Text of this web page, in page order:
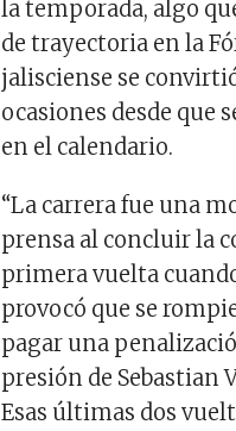
la temporada, algo
de trayectoria en la
jalisciense se
ocasiones desde que
en el calendario.
“La carrera fue una
prensa al concluir la
primera vuelta
provocó que se
pagar una
presión de Sebastian
Esas últimas dos